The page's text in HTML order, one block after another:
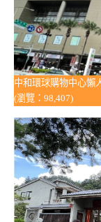
中和環球購物中心懶
(瀏覽：98,407)